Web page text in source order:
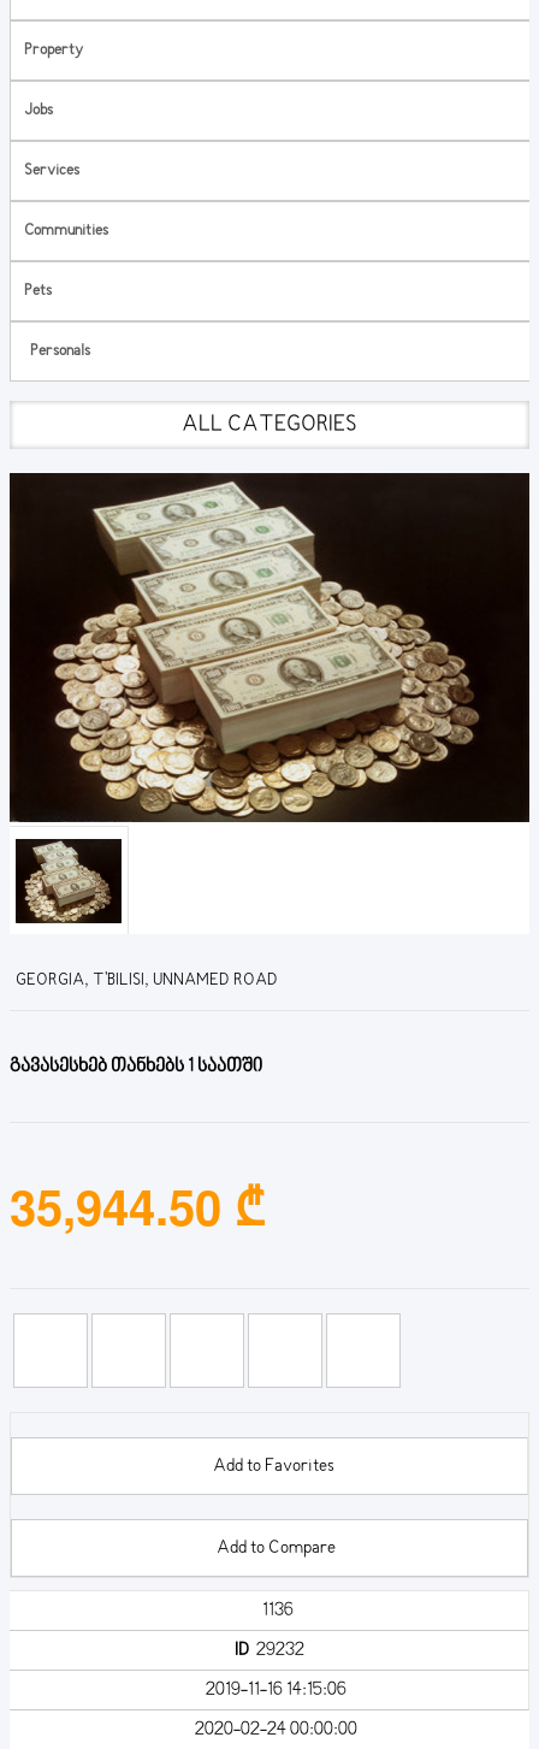
Property
Jobs
Services
Communities
Pets
Personals
ALL CATEGORIES
GEORGIA, T'BILISI, UNNAMED ROAD
გავასესხებ თანხებს 1 საათში
35,944.50 ₾
Add to Favorites
Add to Compare
1136
ID29232
2019-11-16 14:15:06
2020-02-24 00:00:00